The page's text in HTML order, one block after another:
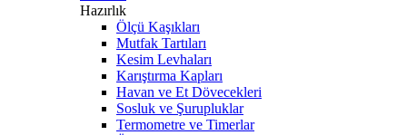
Hazırlık
Ölçü Kaşıkları
Mutfak Tartıları
Kesim Levhaları
Karıştırma Kapları
Havan ve Et Dövecekleri
Sosluk ve Şurupluklar
Termometre ve Timerlar